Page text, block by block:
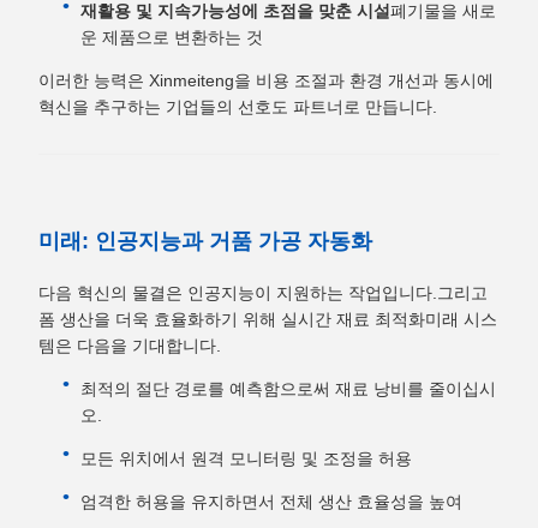
재활용 및 지속가능성에 초점을 맞춘 시설폐기물을 새로
운 제품으로 변환하는 것
이러한 능력은 Xinmeiteng을 비용 조절과 환경 개선과 동시에
혁신을 추구하는 기업들의 선호도 파트너로 만듭니다.
미래: 인공지능과 거품 가공 자동화
다음 혁신의 물결은 인공지능이 지원하는 작업입니다.그리고
폼 생산을 더욱 효율화하기 위해 실시간 재료 최적화미래 시스
템은 다음을 기대합니다.
최적의 절단 경로를 예측함으로써 재료 낭비를 줄이십시
오.
모든 위치에서 원격 모니터링 및 조정을 허용
엄격한 허용을 유지하면서 전체 생산 효율성을 높여